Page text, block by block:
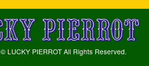
LUCKY PIERROT All Rights Reserved.